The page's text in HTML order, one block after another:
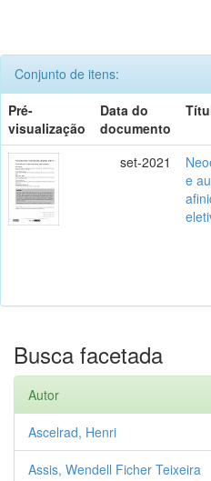
Conjunto de itens:
Pré-
visualização
Data do
documento
set-2021
e
Busca facetada
Autor
Ascelrad, Henri
Assis, Wendell Ficher Teixeira